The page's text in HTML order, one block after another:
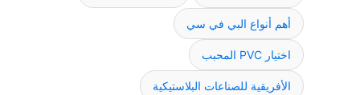
أهم أنواع البي في سي
اختيار PVC المحبب
الأفريقية للصناعات البلاستيكية